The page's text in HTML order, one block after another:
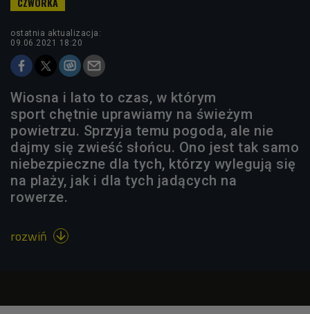
ostatnia aktualizacja:
09.06.2021 18:20
Wiosna i lato to czas, w którym
sport chętnie uprawiamy na świeżym
powietrzu. Sprzyja temu pogoda, ale nie
dajmy się zwieść słońcu. Ono jest tak samo
niebezpieczne dla tych, którzy wylegują się
na plaży, jak i dla tych jadących na
rowerze.
rozwiń 